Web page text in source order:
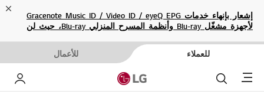
إشعار بإنهاء خدمات Gracenote Music ID / Video ID / eyeQ EPG
لأجهزة مشغّل Blu-ray وأنظمة المسرح المنزلي Blu-ray، حيث لن
للعملاء للأعمال
Menu